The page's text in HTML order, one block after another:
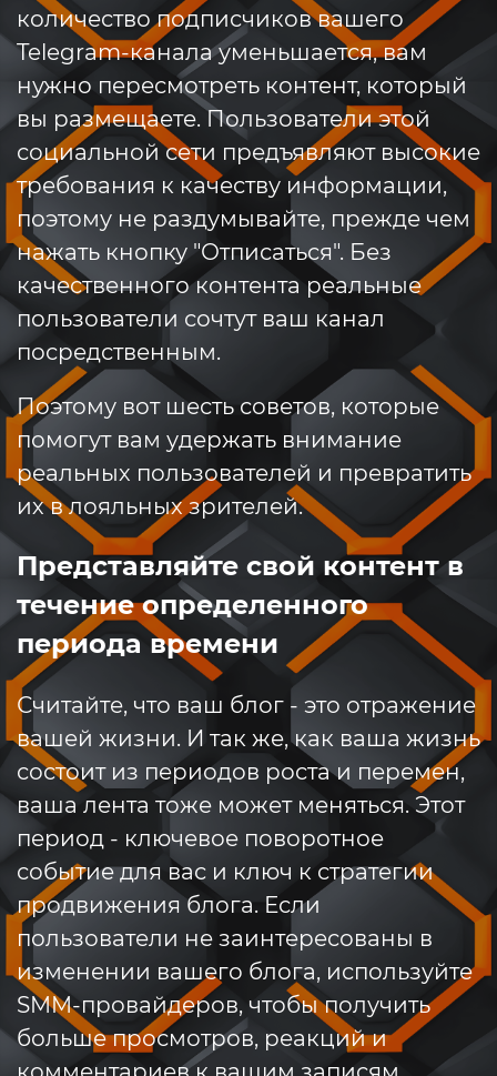
количество подписчиков вашего
Telegram-канала уменьшается, вам
нужно пересмотреть контент, который
вы размещаете. Пользователи этой
социальной сети предъявляют высокие
требования к качеству информации,
поэтому не раздумывайте, прежде чем
нажать кнопку "Отписаться". Без
качественного контента реальные
пользователи сочтут ваш канал
посредственным.
Поэтому вот шесть советов, которые
помогут вам удержать внимание
реальных пользователей и превратить
их в лояльных зрителей.
Представляйте свой контент в
течение определенного
периода времени
Считайте, что ваш блог - это отражение
вашей жизни. И так же, как ваша жизнь
состоит из периодов роста и перемен,
ваша лента тоже может меняться. Этот
период - ключевое поворотное
событие для вас и ключ к стратегии
продвижения блога. Если
пользователи не заинтересованы в
изменении вашего блога, используйте
SMM-провайдеров, чтобы получить
больше просмотров, реакций и